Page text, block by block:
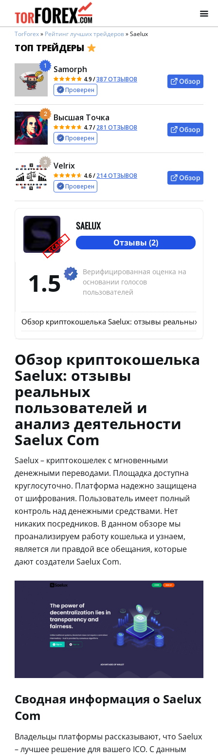
TorForex» Рейтинг лучших трейдеров»Saelux
ТОП ТРЕЙДЕРЫ
1 Samorph
4.9/387 ОТЗЫВОВ
Проверен
Обзор
2 Высшая Точка
4.7/281 ОТЗЫВОВ
Проверен
Обзор
3 Velrix
4.6/214 ОТЗЫВОВ
Проверен
Обзор
SCAM
SAELUX
Отзывы (2)
1.5
Верифицированная оценка на
основании голосов
пользователей
Обзор криптокошелька Saelux: отзывы реальных
Обзор криптокошелька
Saelux: отзывы
реальных
пользователей и
анализ деятельности
Saelux Com
Saelux – криптокошелек с мгновенными
денежными переводами. Площадка доступна
круглосуточно. Платформа надежно защищена
от шифрования. Пользователь имеет полный
контроль над денежными средствами. Нет
никаких посредников. В данном обзоре мы
проанализируем работу кошелька и узнаем,
является ли правдой все обещания, которые
дают создатели Saelux Com.
Сводная информация о Saelux
Com
Владельцы платформы рассказывают, что Saelux
– лучшее решение для вашего ICO. С данным